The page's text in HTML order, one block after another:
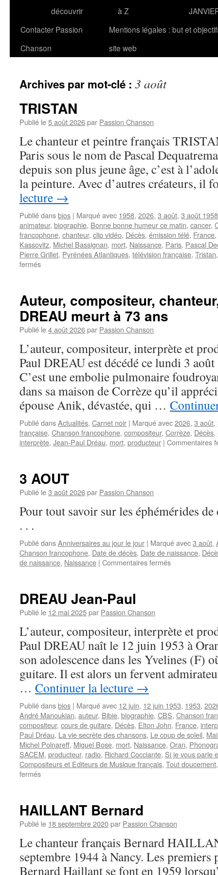
découvrir
à Z
Contacter Passion
Chanson
Mentions légales : but et
site web
Archives par mot-clé : 3 août
TRISTAN
Publié le5 août 2026par Passion Chanson
Le chanteur et peintre français
Paris sous le nom de Pascal
depuis son plus jeune âge, c’est à
la peinture. Avec d’autres créateurs,
lecture →
Publié dansbios | Marqué avec 1958, 2026, 3 août, 3 août 1958
animateur, biographie, Bonne bonne humeur ce matin, cancer,
francophone, chanteur, clip vidéo, Décès, émission télé, France,
Kassovitz, Michel Bassignan, mort, Naissance, Paris, Pascal
Pierre Grillet, Pyrénées Atlantiques, télévision française, Tristan
ferméssur
Auteur, compositeur,
DREAU meurt à 73 ans
Publié le4 août 2026par Passion Chanson
L’auteur, compositeur, interprète et
Paul DREAU est décédé ce lundi 3 août
C’est une embolie pulmonaire
dans sa maison de Corrèze qu’il
épouse Anik, dévastée, qui …
Publié dansActualités, Carnet noir | Marqué avec2026, 3 août,
française, Chanson francophone, compositeur, Corrèze, Décès,
interprète, Jean-Paul Dréau, mort, producteur | Commentaires
3 AOUT
Publié le3 août 2026par Passion Chanson
Pour tout savoir sur les éphémérides
. . .
Publié dansAnniversaires au jour le jour | Marqué avec3 août,
Chanson francophone, Date de décès, Date de naissance,
de naissance, Naissance | Commentaires ferméssur
DREAU Jean-Paul
Publié le 12 mai 2025par Passion Chanson
L’auteur, compositeur, interprète et
Paul DREAU naît le 12 juin 1953 à
son adolescence dans les Yvelines (F)
guitare. Il est alors un fervent
… Continuer la lecture →
Publié dansbios | Marqué avec 12 juin, 12 juin 1953, 1953,
André Manoukian, auteur, Bibie, biographie, CBS, Chanson
compositeur, cours de guitare, Décès, Elton John, France,
Paul Dréau, La vie secrète des chansons, Le coup de soleil,
Michel Polnareff, Miguel Bose, mort, Naissance, Oran,
SACEM, producteur, radio, Richard Cocciante, Si je vous parle
Compositeurs et Editeurs de Musique français, Tout doucement
ferméssur
HAILLANT Bernard
Publié le 18 septembre 2020par Passion Chanson
Le chanteur français Bernard
septembre 1944 à Nancy. Les premiers
Bernard Haillant se font en 1959